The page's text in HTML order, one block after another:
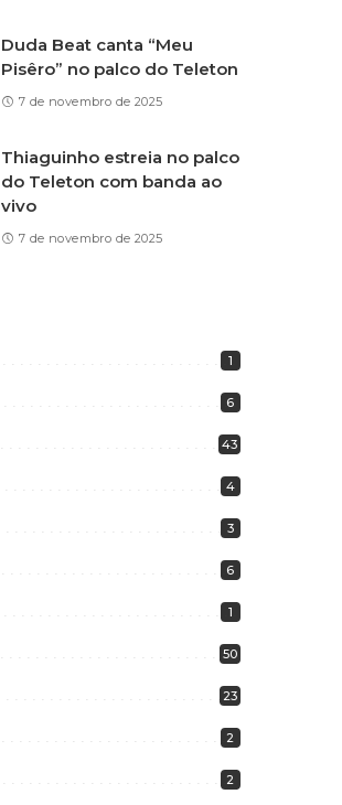
Duda Beat canta “Meu
Pisêro” no palco do Teleton
7 de novembro de 2025
Thiaguinho estreia no palco
do Teleton com banda ao
vivo
7 de novembro de 2025
1
6
43
4
3
6
1
50
23
2
2